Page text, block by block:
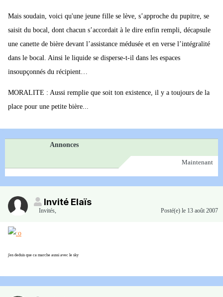
Mais soudain, voici qu'une jeune fille se lève, s’approche du pupitre, se
saisit du bocal, dont chacun s’accordait à le dire enfin rempli, décapsule
une canette de bière devant l’assistance médusée et en verse l’intégralité
dans le bocal. Ainsi le liquide se disperse-t-il dans les espaces
insoupçonnés du récipient…
MORALITE : Aussi remplie que soit ton existence, il y a toujours de la
place pour une petite bière...
Annonces
Maintenant
Invité Elaïs
Invités, Posté(e) le 13 août 2007
j'en deduis que ca marche aussi avec le sky